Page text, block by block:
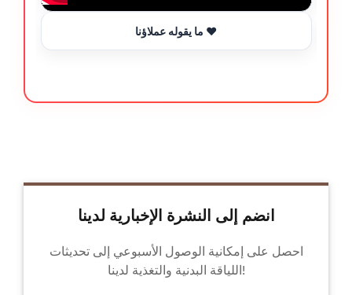
ما يقوله عملاؤنا ❤️
انضم إلى النشرة الإخبارية لدينا
احصل على إمكانية الوصول الأسبوعي إلى تحديثات
اللياقة البدنية والتغذية لدينا!